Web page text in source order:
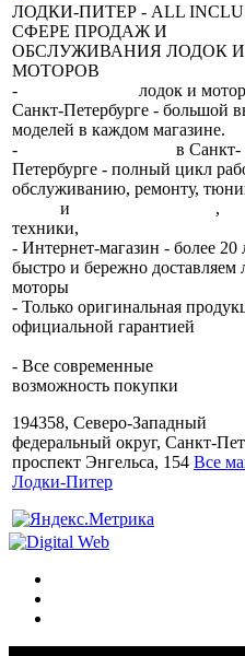
ЛОДКИ-ПИТЕР - ALL
СФЕРЕ ПРОДАЖ И
ОБСЛУЖИВАНИЯ ЛОДОК И
МОТОРОВ
-
лодок и
Санкт-Петербурге - большой
моделей в каждом магазине.
-
в Санкт-
Петербурге - полный цикл
обслуживанию, ремонту,
и ,
техники,
- Интернет-магазин - более 20
быстро и бережно доставляем
моторы
- Только оригинальная
официальной гарантией
- Все современные
возможность покупки
194358, Северо-Западный
федеральный округ, Санкт-
проспект Энгельса, 154 Все
Лодки-Питер